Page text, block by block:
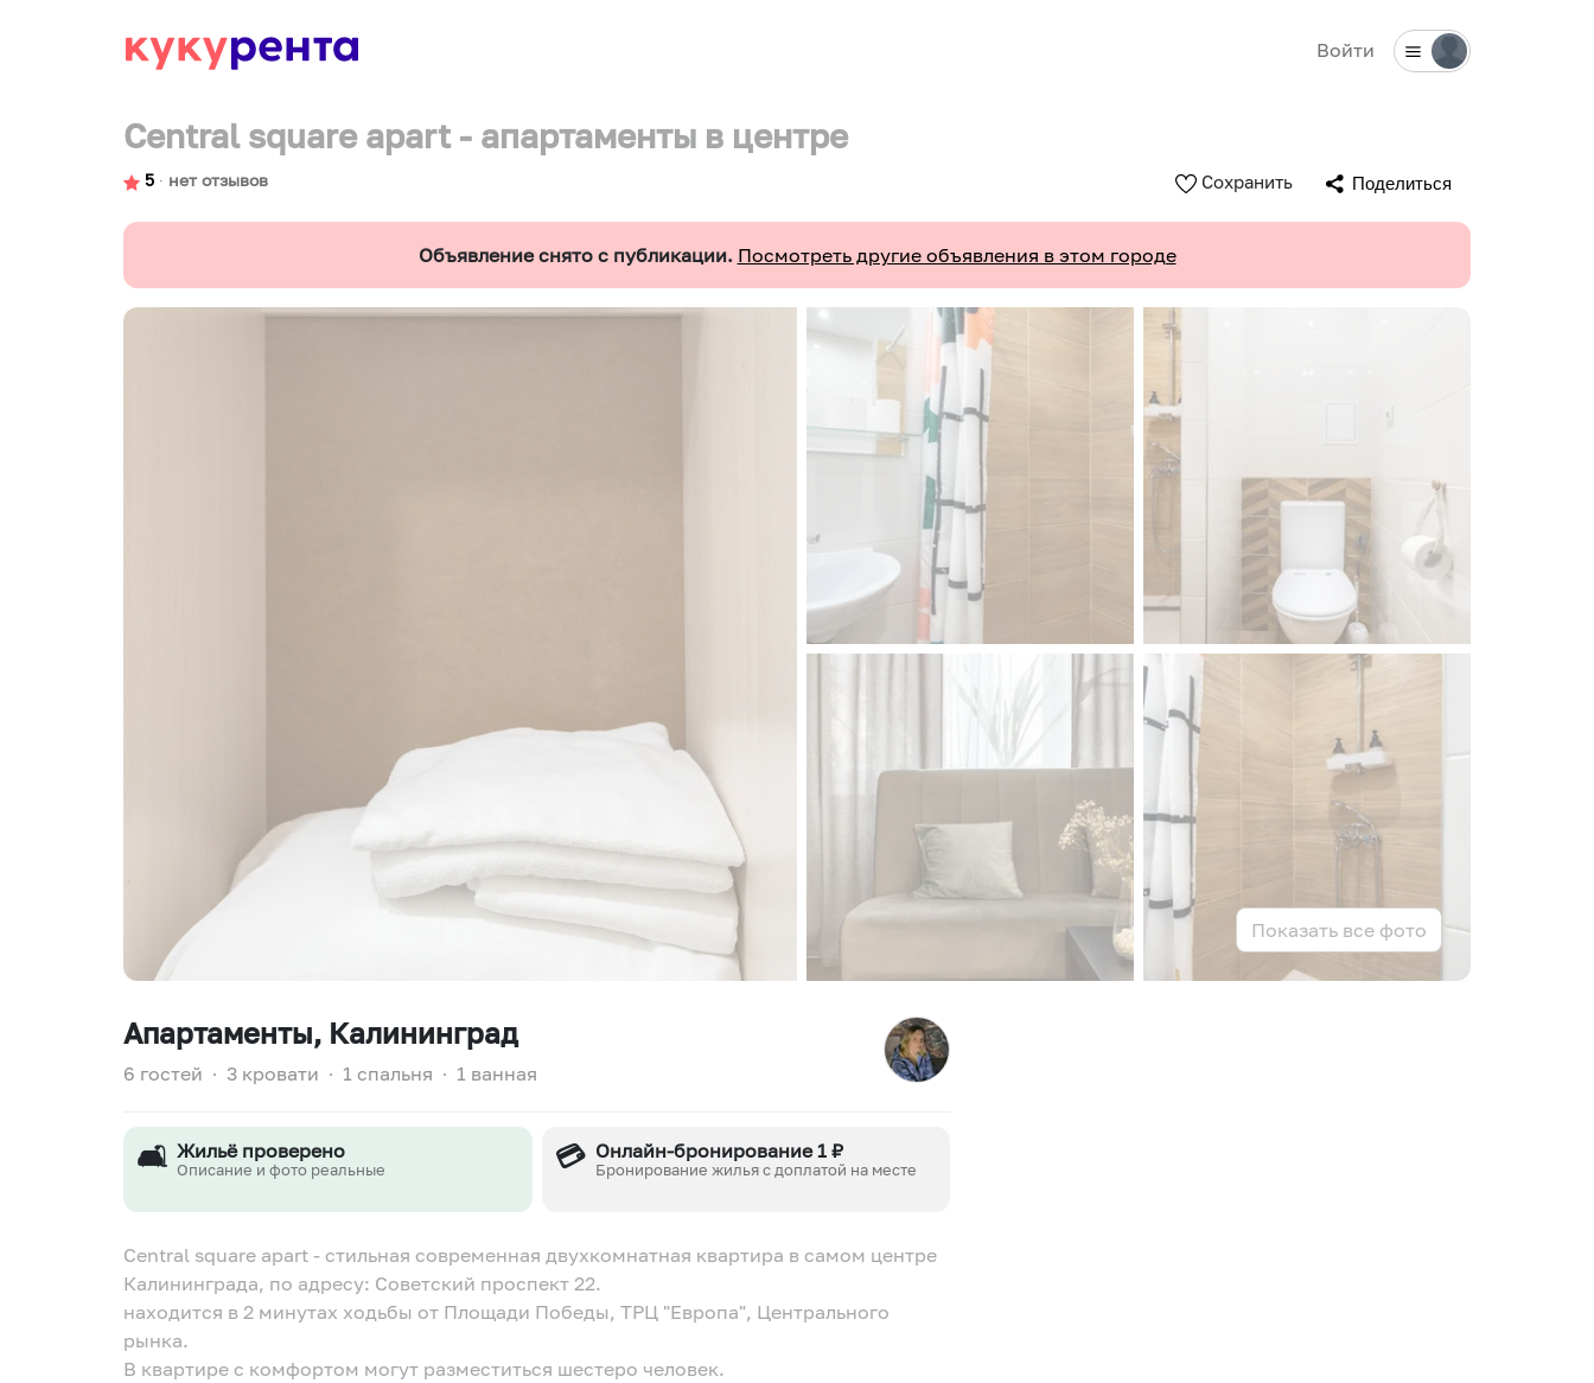
Войти
Central square apart - апартаменты в центре
5 ∙ нет отзывов Сохранить Поделиться
Объявление снято с публикации. Посмотреть другие объявления в этом городе
Показать все фото
Апартаменты, Калининград
6 гостей ∙ 3 кровати ∙ 1 спальня ∙ 1 ванная
🛋️ Жильё проверено
Описание и фото реальные 💳 Онлайн-бронирование 1 ₽
Бронирование жилья с доплатой на месте
Central square apart - cтильная современная двухкомнатная квартира в самом центре
Калининграда, по адресу: Советский проспект 22.
находится в 2 минутах ходьбы от Площади Победы, ТРЦ "Европа", Центрального
рынка.
В квартире с комфортом могут разместиться шестеро человек.